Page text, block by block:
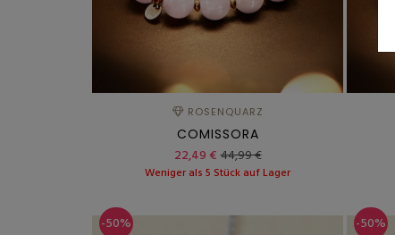
ROSENQUARZ
COMISSORA
22,49 €44,99 €
Weniger als 5 Stück auf Lager
-50% -50%